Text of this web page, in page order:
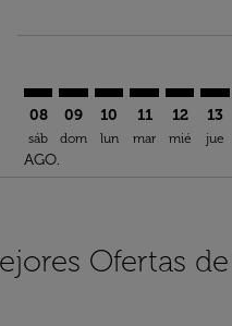
08
sáb
AGO.
09
dom
10
lun
11
mar
12
mié
13
jue
Ofertas